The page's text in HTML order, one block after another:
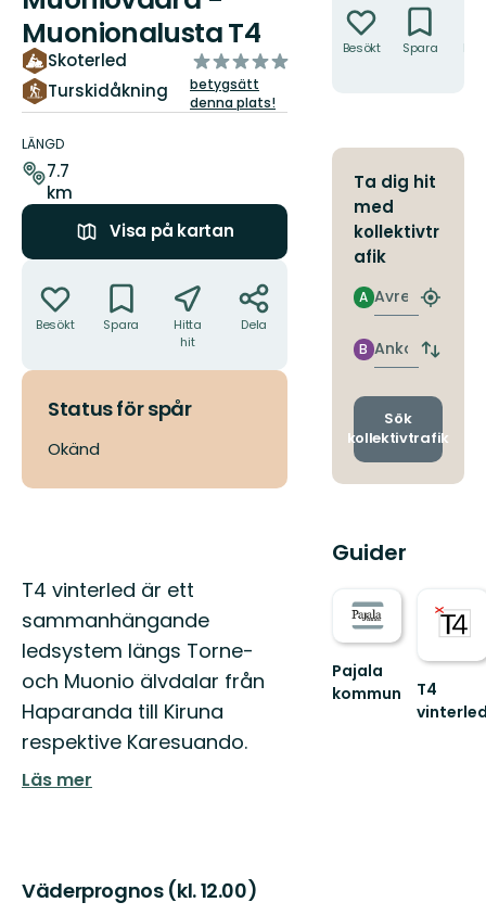
Muonionalusta T4
Skoterled
Turskidåkning
av
5
stjärnor
betygsätt
denna plats!
Information
om
leden
LÄNGD
7.7
km
Visa på kartan
Besökt Spara
Hitta
hit
Dela
Status för spår
Okänd
Beskrivning
T4 vinterled är ett
sammanhängande
ledsystem längs Torne-
och Muonio älvdalar från
Haparanda till Kiruna
respektive Karesuando.
Läs mer
Väderprognos (kl. 12.00)
Besökt Spara
Ta dig hit
med
kollektivtr
afik
Avresa
A
Hitta
Ankomst
B
Byt
och
Sök
kollektivtrafik
Guider
Pajala
kommun
Välkommen
T4